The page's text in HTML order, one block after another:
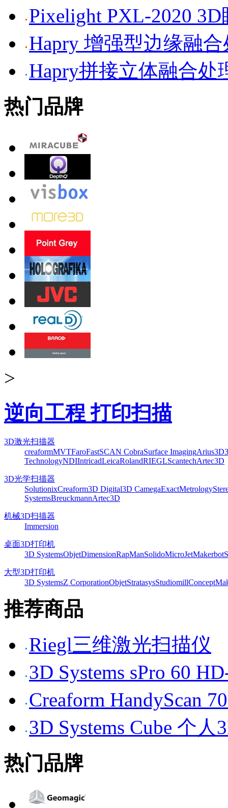
Pixelight PXL-2020 3D
Hapry 增强型边缘融
Hapry拼接立体融合处
热门品牌
>
逆向工程 打印扫描
3D激光扫描器
creaformMVTFaroFastSCAN CobraSurface ImagingArius3D
TechnologyNDIIntricadLeicaRolandRIEGLScantechArtec3D
3D光学扫描器
SolutionixCreaform3D Digital3D CamegaExactMetrology
SystemsBreuckmannArtec3D
机械3D扫描器
Immersion
桌面3D打印机
3D SystemsObjetDimensionRapManSolidoMicroJetMakerbot
大型3D打印机
3D SystemsZ CorporationObjetStratasysStudiomillConcept
推荐商品
Riegl三维激光扫描仪
3D Systems sPro 60
Creaform HandyScan
3D Systems Cube 个人
热门品牌